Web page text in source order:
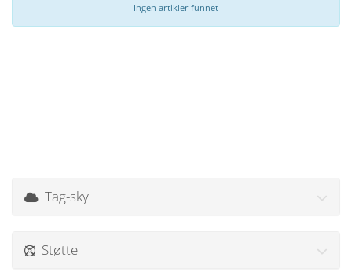
Ingen artikler funnet
Tag-sky
Støtte